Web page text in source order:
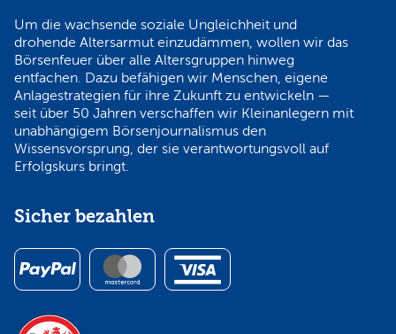
Um die wachsende soziale Ungleichheit und
drohende Altersarmut einzudämmen, wollen wir das
Börsenfeuer über alle Altersgruppen hinweg
entfachen. Dazu befähigen wir Menschen, eigene
Anlagestrategien für ihre Zukunft zu entwickeln —
seit über 50 Jahren verschaffen wir Kleinanlegern mit
unabhängigem Börsenjournalismus den
Wissensvorsprung, der sie verantwortungsvoll auf
Erfolgskurs bringt.
Sicher bezahlen